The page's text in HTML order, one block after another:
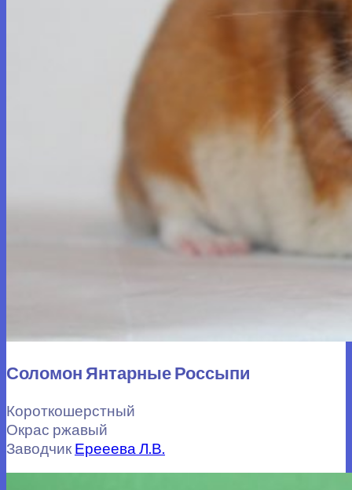
Соломон Янтарные Россыпи
Короткошерстный
Окрас ржавый
Заводчик Ерееева Л.В.